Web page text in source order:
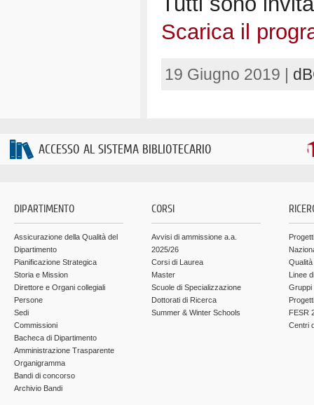
Scarica il
19 Giugno 2019 |
ACCESSO AL SISTEMA BIBLIOTECARIO
DIPARTIMENTO
Assicurazione della Qualità del
Dipartimento
Pianificazione Strategica
Storia e Mission
Direttore e Organi collegiali
Persone
Sedi
Commissioni
Bacheca di Dipartimento
Amministrazione Trasparente
Organigramma
Bandi di concorso
Archivio Bandi
CORSI
Avvisi di ammissione a.a.
2025/26
Corsi di Laurea
Master
Scuole di Specializzazione
Dottorati di Ricerca
Summer & Winter Schools
Linee
Gruppi
FESR
Centri